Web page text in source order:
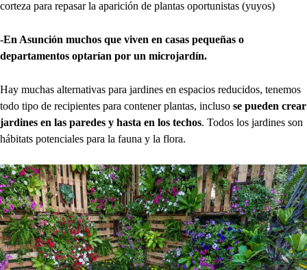
corteza para repasar la aparición de plantas oportunistas (yuyos)
-En Asunción muchos que viven en casas pequeñas o
departamentos optarían por un microjardín.
Hay muchas alternativas para jardines en espacios reducidos, tenemos
todo tipo de recipientes para contener plantas, incluso se pueden crear
jardines en las paredes y hasta en los techos. Todos los jardines son
hábitats potenciales para la fauna y la flora.